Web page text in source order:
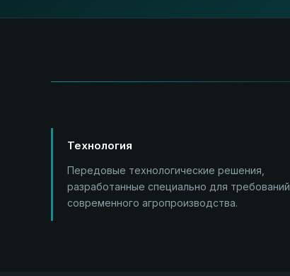
Технология
Передовые технологические решения,
разработанные специально для требований
современного агропроизводства.